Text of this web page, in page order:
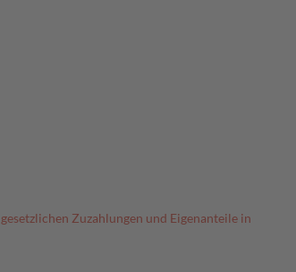
Zuzahlungen und Eigenanteile in